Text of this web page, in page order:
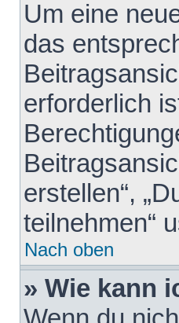
Um eine
das
erforderlich
erstellen“,
teilnehmen“
Nach oben
» Wie kann